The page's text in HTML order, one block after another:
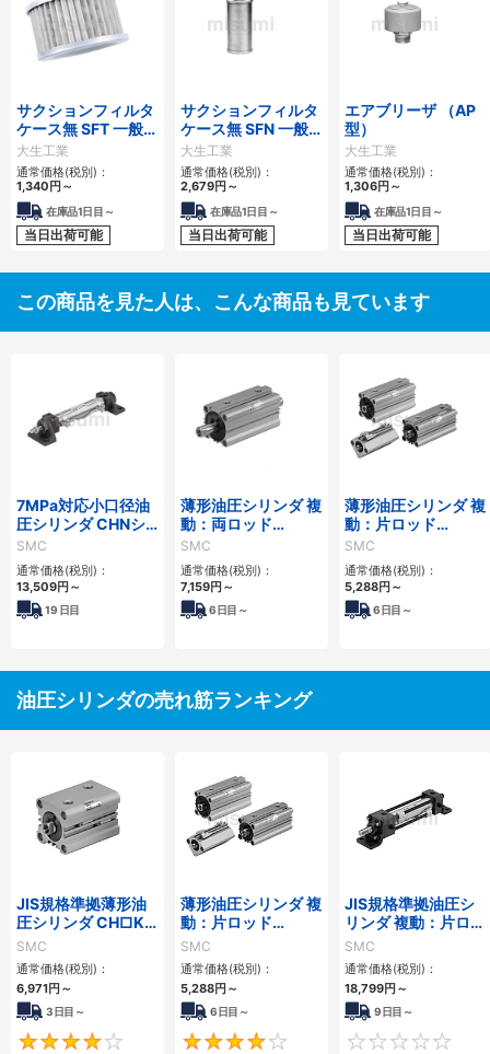
サクションフィルタ
ケース無 SFT 一般作
動油用
大生工業
通常価格(税別)：
1,340円～
在庫品1日目～
当日出荷可能
サクションフィルタ
ケース無 SFN 一般
作動油用
大生工業
通常価格(税別)：
2,679円～
在庫品1日目～
当日出荷可能
エアブリーザ （AP
型）
大生工業
通常価格(税別)：
1,306円～
在庫品1日目～
当日出荷可能
この商品を見た人は、こんな商品も見ています
7MPa対応小口径油
圧シリンダ CHNシ
リーズ
SMC
通常価格(税別)：
13,509円～
19 日目
薄形油圧シリンダ 複
動：両ロッド
CH□QWBシリーズ
SMC
通常価格(税別)：
7,159円～
6日目～
薄形油圧シリンダ 複
動：片ロッド
CH□QBシリーズ
SMC
通常価格(税別)：
5,288円～
6日目～
油圧シリンダの売れ筋ランキング
JIS規格準拠薄形油
圧シリンダ CH□KD
シリーズ
SMC
通常価格(税別)：
6,971円～
3日目～
4
薄形油圧シリンダ 複
動：片ロッド
CH□QBシリーズ
SMC
通常価格(税別)：
5,288円～
6日目～
4
JIS規格準拠油圧シ
リンダ 複動：片ロッ
ド CH2E・CH2F・
CH2G・CH2Hシリ
ーズ
SMC
通常価格(税別)：
18,799円～
9日目～